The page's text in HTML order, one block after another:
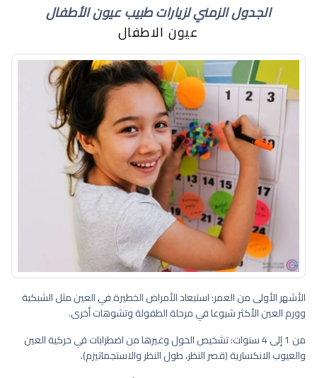
الجدول الزمني لزيارات طبيب عيون الأطفال
عيون الاطفال
الأشهر الأولى من العمر: استبعاد الأمراض الخطيرة في العين مثل الشبكية
وورم العين الأكثر شيوعا في مرحلة الطفولة وتشوهات أخرى.
من 1 إلى 4 سنوات: تشخيص الحول وغيرها من اضطرابات في حركية العين
والعيوب الانكسارية (قصر النظر، طول النظر والاستجماتيزم).